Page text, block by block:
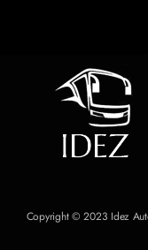
Copyright © 2023 Idez